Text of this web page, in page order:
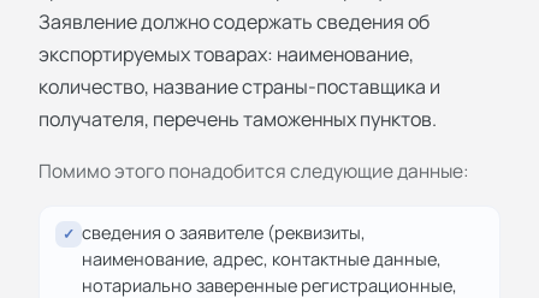
Заявление должно содержать сведения об
экспортируемых товарах: наименование,
количество, название страны-поставщика и
получателя, перечень таможенных пунктов.
Помимо этого понадобится следующие данные:
✓ сведения о заявителе (реквизиты,
наименование, адрес, контактные данные,
нотариально заверенные регистрационные,